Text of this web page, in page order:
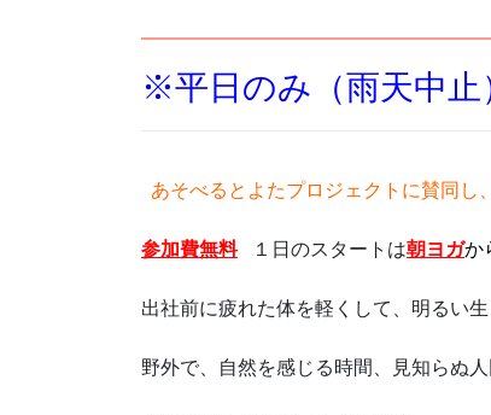
※平日のみ（雨天中止
あそべるとよたプロジェクトに賛同し、
参加費無料１日のスタートは朝ヨガか
出社前に疲れた体を軽くして、明るい
野外で、自然を感じる時間、見知らぬ